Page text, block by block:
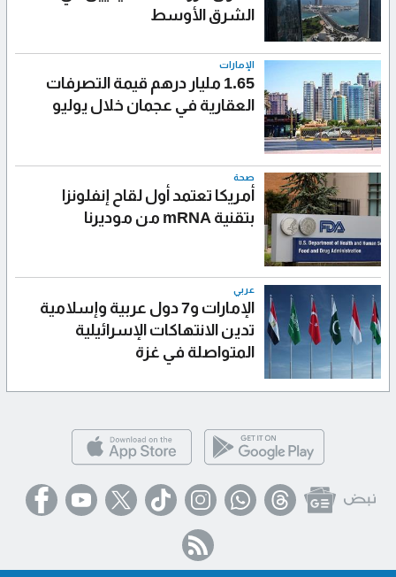
الشرق الأوسط
الإمارات
1.65 مليار درهم قيمة التصرفات
العقارية في عجمان خلال يوليو
صحة
أمريكا تعتمد أول لقاح إنفلونزا
بتقنية mRNA من موديرنا
عربي
الإمارات و7 دول عربية وإسلامية
تدين الانتهاكات الإسرائيلية
المتواصلة في غزة